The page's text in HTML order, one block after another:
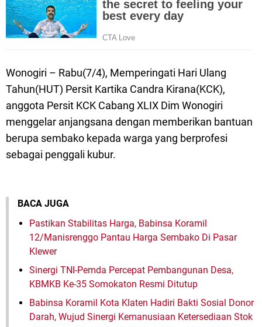
Wonogiri – Rabu(7/4), Memperingati Hari Ulang
Tahun(HUT) Persit Kartika Candra Kirana(KCK),
anggota Persit KCK Cabang XLIX Dim Wonogiri
menggelar anjangsana dengan memberikan bantuan
berupa sembako kepada warga yang berprofesi
sebagai penggali kubur.
BACA JUGA
Pastikan Stabilitas Harga, Babinsa Koramil
12/Manisrenggo Pantau Harga Sembako Di Pasar
Klewer
Sinergi TNI-Pemda Percepat Pembangunan Desa,
KBMKB Ke-35 Somokaton Resmi Ditutup
Babinsa Koramil Kota Klaten Hadiri Bakti Sosial Donor
Darah, Wujud Sinergi Kemanusiaan Ketersediaan Stok